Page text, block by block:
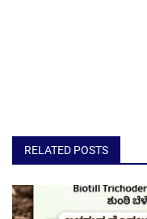
RELATED POSTS